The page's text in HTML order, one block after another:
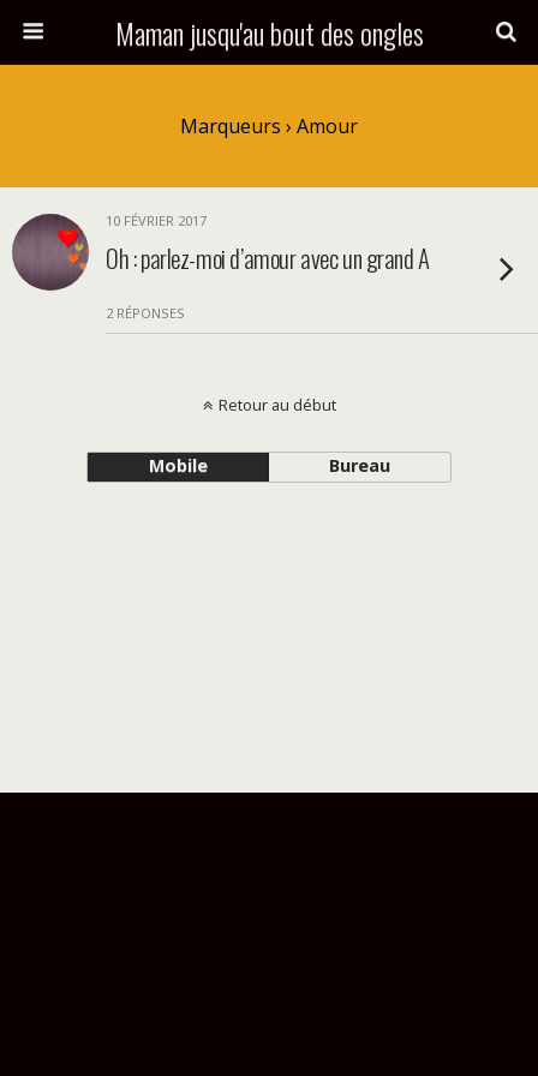
Maman jusqu'au bout des ongles
Marqueurs › Amour
10 FÉVRIER 2017
Oh : parlez-moi d’amour avec un grand A
2 RÉPONSES
Retour au début
Mobile Bureau